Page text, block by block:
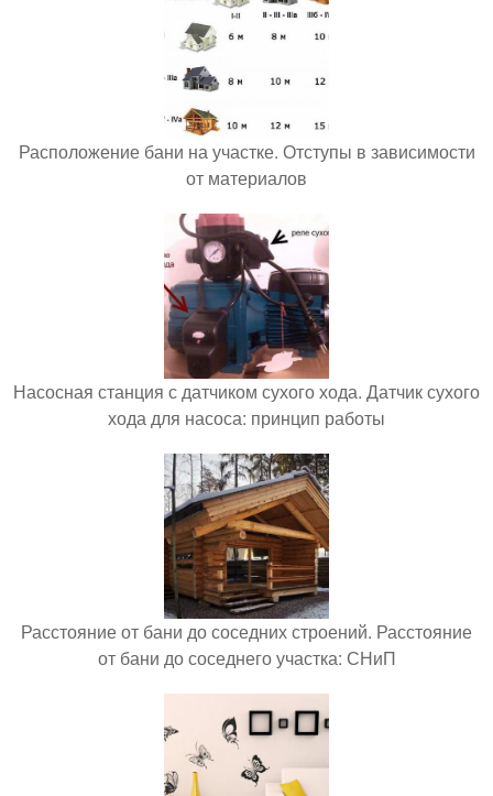
Расположение бани на участке. Отступы в зависимости
от материалов
Насосная станция с датчиком сухого хода. Датчик сухого
хода для насоса: принцип работы
Расстояние от бани до соседних строений. Расстояние
от бани до соседнего участка: СНиП